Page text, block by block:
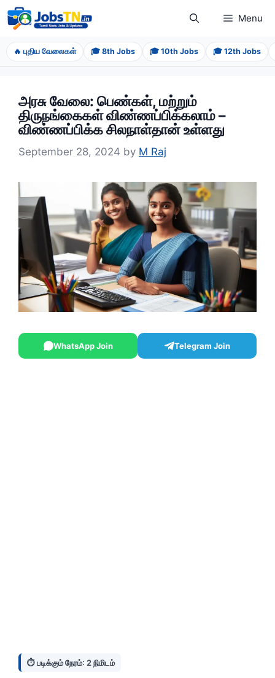
Skip
to
content
Menu
🔥 புதிய வேலைகள் 🎓 8th Jobs 🎓 10th Jobs 🎓 12th Jobs
அரசு வேலை: பெண்கள், மற்றும்
திருநங்கைகள் விண்ணப்பிக்கலாம் –
விண்ணப்பிக்க சிலநாள்தான் உள்ளது
September 28, 2024 by M Raj
WhatsApp Join Telegram Join
⏱️ படிக்கும் நேரம்: 2 நிமிடம்